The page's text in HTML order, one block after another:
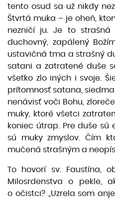
tento osud sa už nikdy
Štvrtá muka – je oheň,
nezničí ju. Je to
duchovný, zapálený
ustavičná tma a strašný
satani a zatratené duše
všetko zlo iných i svoje.
prítomnosť satana,
nenávisť voči Bohu,
muky, ktoré všetci
koniec útrap. Pre duše sú
sú muky zmyslov. Čím
mučená strašným a
To hovorí sv. Faustína,
Milosrdenstva o pekle,
o očistci? „Uzrela som